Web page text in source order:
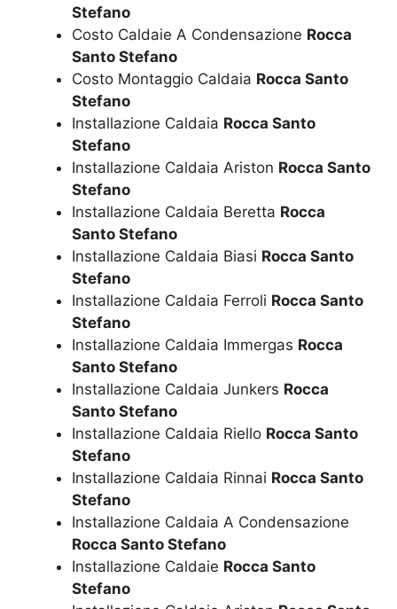
Stefano
Costo Caldaie A Condensazione Rocca
Santo Stefano
Costo Montaggio Caldaia Rocca Santo
Stefano
Installazione Caldaia Rocca Santo
Stefano
Installazione Caldaia Ariston Rocca Santo
Stefano
Installazione Caldaia Beretta Rocca
Santo Stefano
Installazione Caldaia Biasi Rocca Santo
Stefano
Installazione Caldaia Ferroli Rocca Santo
Stefano
Installazione Caldaia Immergas Rocca
Santo Stefano
Installazione Caldaia Junkers Rocca
Santo Stefano
Installazione Caldaia Riello Rocca Santo
Stefano
Installazione Caldaia Rinnai Rocca Santo
Stefano
Installazione Caldaia A Condensazione
Rocca Santo Stefano
Installazione Caldaie Rocca Santo
Stefano